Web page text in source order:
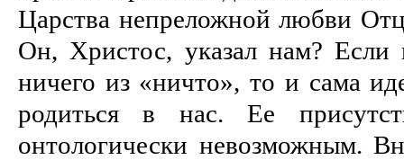
Царства непреложной любви
Он, Христос, указал нам? Если
ничего из «ничто», то и сама
родиться в нас. Ее
онтологически невозможным.